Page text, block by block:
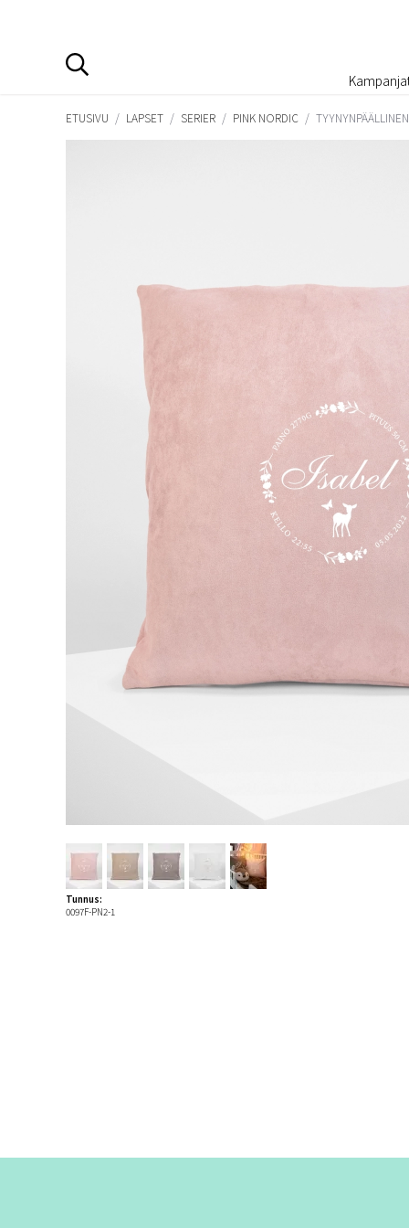
ETUSIVU / LAPSET / SERIER / PINK NORDIC /
Tunnus:
0097F-PN2-1